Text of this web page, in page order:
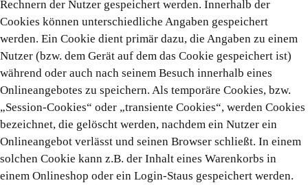
Rechnern der Nutzer gespeichert werden. Innerhalb der
Cookies können unterschiedliche Angaben gespeichert
werden. Ein Cookie dient primär dazu, die Angaben zu einem
Nutzer (bzw. dem Gerät auf dem das Cookie gespeichert ist)
während oder auch nach seinem Besuch innerhalb eines
Onlineangebotes zu speichern. Als temporäre Cookies, bzw.
„Session-Cookies“ oder „transiente Cookies“, werden Cookies
bezeichnet, die gelöscht werden, nachdem ein Nutzer ein
Onlineangebot verlässt und seinen Browser schließt. In einem
solchen Cookie kann z.B. der Inhalt eines Warenkorbs in
einem Onlineshop oder ein Login-Staus gespeichert werden.